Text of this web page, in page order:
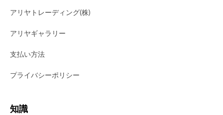
アリヤトレーディング(株)
アリヤギャラリー
支払い方法
プライバシーポリシー
知識